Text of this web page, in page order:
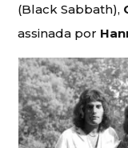
(Black Sabbath),
assinada por